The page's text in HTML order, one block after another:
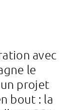
avec
le
projet
bout : la